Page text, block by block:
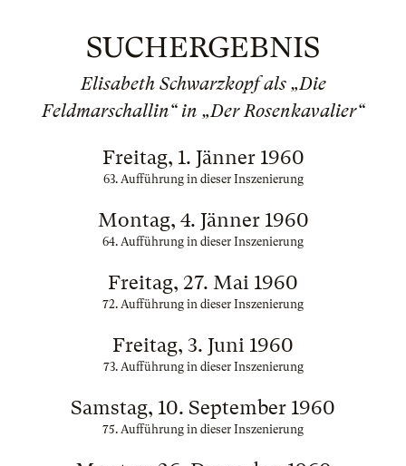
SUCHERGEBNIS
Elisabeth Schwarzkopf als „Die
Feldmarschallin“ in „Der Rosenkavalier“
Freitag, 1. Jänner 1960
63. Aufführung in dieser Inszenierung
Montag, 4. Jänner 1960
64. Aufführung in dieser Inszenierung
Freitag, 27. Mai 1960
72. Aufführung in dieser Inszenierung
Freitag, 3. Juni 1960
73. Aufführung in dieser Inszenierung
Samstag, 10. September 1960
75. Aufführung in dieser Inszenierung